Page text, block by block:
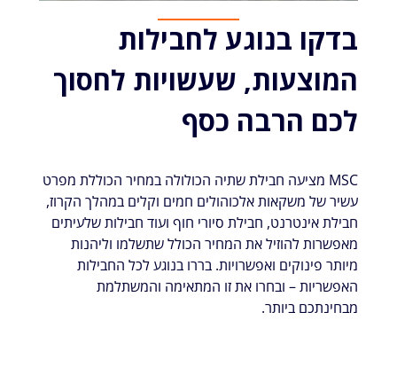
בדקו בנוגע לחבילות
המוצעות, שעשויות לחסוך
לכם הרבה כסף
MSC מציעה חבילת שתיה הכולולה במחיר הכוללת מפרט
עשיר של משקאות אלכוהולים חמים וקלים במהלך הקרוז,
חבילת אינטרנט, חבילת סיורי חוף ועוד חבילות שלעיתים
מאפשרות להוזיל את המחיר הכולל שתשלמו וליהנות
מיותר פינוקים ואפשרויות. בררו בנוגע לכל החבילות
האפשריות – ובחרו את זו המתאימה והמשתלמת
מבחינתכם ביותר.